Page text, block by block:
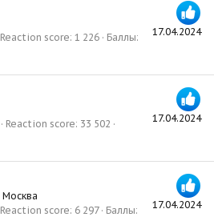
17.04.2024
Reaction score 1 226
Баллы
17.04.2024
Reaction score 33 502
17.04.2024
Москва
Reaction score 6 297
Баллы